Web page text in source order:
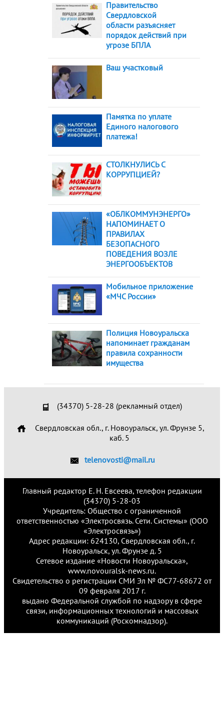
Правительство
Свердловской
области разъясняет
порядок действий при
угрозе БПЛА
Ваш участковый
Памятка по уплате
Единого налогового
платежа!
СТОЛКНУЛИСЬ С
КОРРУПЦИЕЙ?
«ОБЛКОММУНЭНЕРГО»
НАПОМИНАЕТ О
ПРАВИЛАХ
БЕЗОПАСНОГО
ПОВЕДЕНИЯ ВОЗЛЕ
ЭНЕРГООБЪЕКТОВ
Мобильное приложение
«МЧС России»
Полиция Новоуральска
напоминает гражданам
правила сохранности
имущества
(34370) 5-28-28 (рекламный отдел)
Свердловская обл., г. Новоуральск, ул. Фрунзе 5,
каб. 5
telenovosti@mail.ru
Главный редактор Е. Н. Евсеева, телефон редакции
(34370) 5-28-03
Учредитель: Общество с ограниченной
ответственностью «Электросвязь. Сети. Системы» (ООО
«Электросвязь»)
Адрес редакции: 624130, Свердловская обл., г.
Новоуральск, ул. Фрунзе д. 5
Сетевое издание «Новости Новоуральска»,
www.novouralsk-news.ru.
Свидетельство о регистрации СМИ Эл № ФС77-68672 от
09 февраля 2017 г.
выдано Федеральной службой по надзору в сфере
связи, информационных технологий и массовых
коммуникаций (Роскомнадзор).